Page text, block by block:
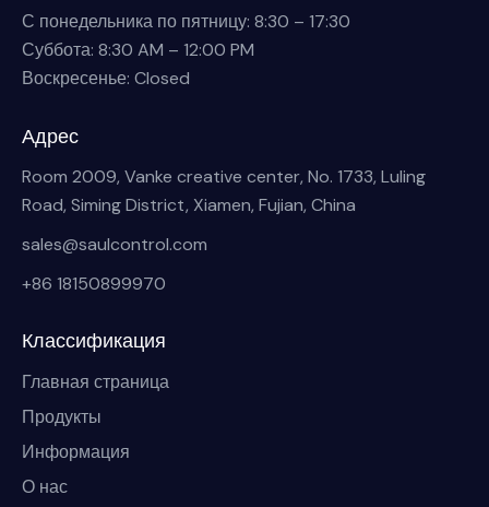
С понедельника по пятницу: 8:30 – 17:30
Суббота: 8:30 AM – 12:00 PM
Воскресенье: Closed
Адрес
Room 2009, Vanke creative center, No. 1733, Luling
Road, Siming District, Xiamen, Fujian, China
sales@saulcontrol.com
+86 18150899970
Классификация
Главная страница
Продукты
Информация
О нас